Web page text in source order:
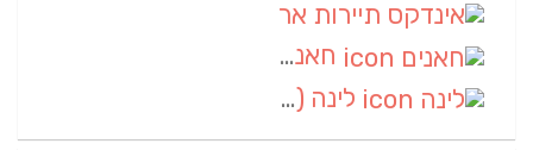
חאנים
לינה (1)